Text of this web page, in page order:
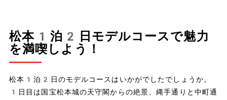
松本1泊2日モデルコースで魅力
を満喫しよう！
松本1泊2日のモデルコースはいかがでしたでしょうか。
1日目は国宝松本城の天守閣からの絶景、縄手通りと中町通